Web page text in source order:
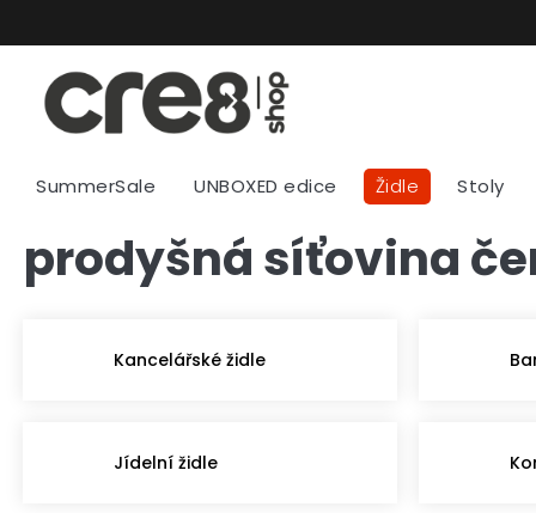
SummerSale UNBOXED edice Židle Stoly
prodyšná síťovina
Kancelářské židle
Jídelní židle